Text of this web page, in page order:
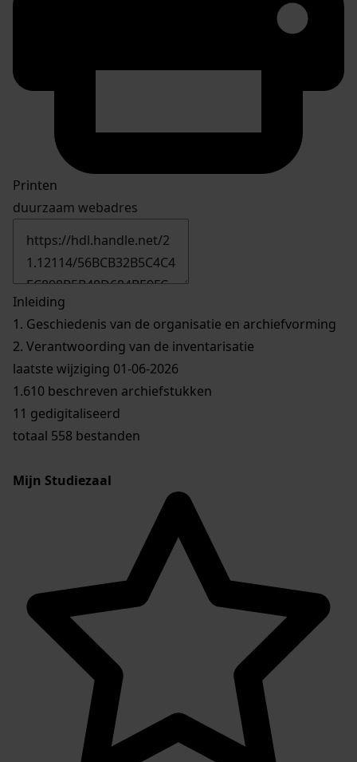
Printen
duurzaam webadres
Inleiding
1. Geschiedenis van de organisatie en archiefvorming
2. Verantwoording van de inventarisatie
laatste wijziging 01-06-2026
1.610 beschreven archiefstukken
11 gedigitaliseerd
totaal 558 bestanden
Mijn Studiezaal